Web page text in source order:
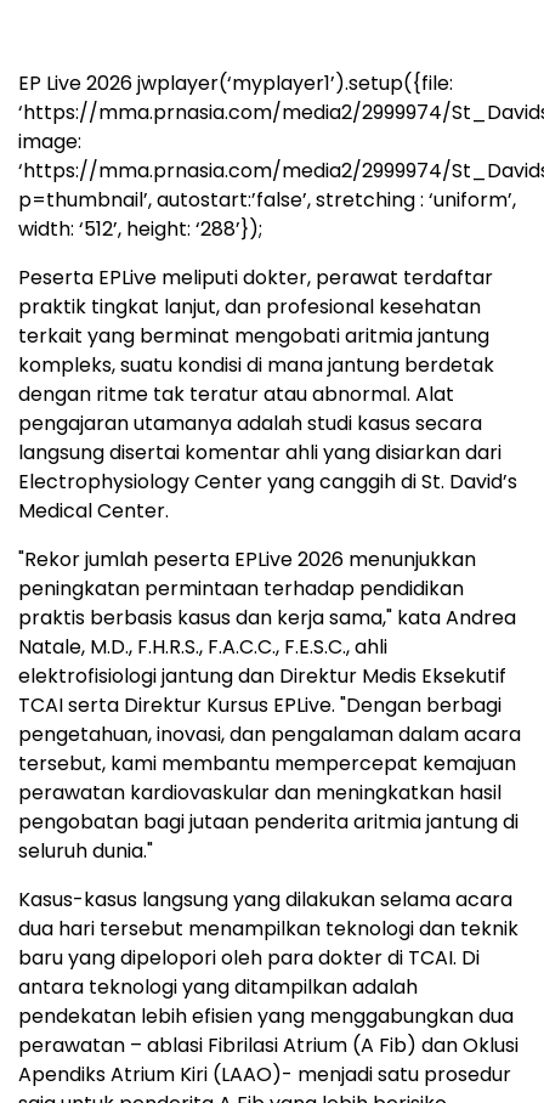
EP Live 2026jwplayer(‘myplayer1’).setup({file:
‘https://mma.prnasia.com/media2/2999974/
image:
‘https://mma.prnasia.com/media2/2999974/
p=thumbnail’, autostart:’false’, stretching : ‘uniform’,
width: ‘512’, height: ‘288’});
Peserta EPLive meliputi dokter, perawat terdaftar
praktik tingkat lanjut, dan profesional kesehatan
terkait yang berminat mengobati aritmia jantung
kompleks, suatu kondisi di mana jantung berdetak
dengan ritme tak teratur atau abnormal. Alat
pengajaran utamanya adalah studi kasus secara
langsung disertai komentar ahli yang disiarkan dari
Electrophysiology Center yang canggih di St. David’s
Medical Center.
"Rekor jumlah peserta EPLive 2026 menunjukkan
peningkatan permintaan terhadap pendidikan
praktis berbasis kasus dan kerja sama," kata Andrea
Natale, M.D., F.H.R.S., F.A.C.C., F.E.S.C., ahli
elektrofisiologi jantung dan Direktur Medis Eksekutif
TCAI serta Direktur Kursus EPLive. "Dengan berbagi
pengetahuan, inovasi, dan pengalaman dalam acara
tersebut, kami membantu mempercepat kemajuan
perawatan kardiovaskular dan meningkatkan hasil
pengobatan bagi jutaan penderita aritmia jantung di
seluruh dunia."
Kasus-kasus langsung yang dilakukan selama acara
dua hari tersebut menampilkan teknologi dan teknik
baru yang dipelopori oleh para dokter di TCAI. Di
antara teknologi yang ditampilkan adalah
pendekatan lebih efisien yang menggabungkan dua
perawatan – ablasi Fibrilasi Atrium (A Fib) dan Oklusi
Apendiks Atrium Kiri (LAAO)- menjadi satu prosedur